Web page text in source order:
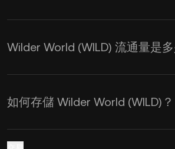
Wilder World (WILD) 流通量是多
如何存儲 Wilder World (WILD)？